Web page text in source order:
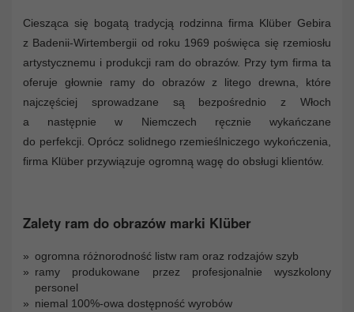
Ciesząca się bogatą tradycją rodzinna firma Klüber Gebira
z Badenii-Wirtembergii od roku 1969 poświęca się rzemiosłu
artystycznemu i produkcji ram do obrazów. Przy tym firma ta
oferuje głownie ramy do obrazów z litego drewna, które
najczęściej sprowadzane są bezpośrednio z Włoch
a następnie w Niemczech ręcznie wykańczane
do perfekcji. Oprócz solidnego rzemieślniczego wykończenia,
firma Klüber przywiązuje ogromną wagę do obsługi klientów.
Zalety ram do obrazów marki Klüber
ogromna różnorodność listw ram oraz rodzajów szyb
ramy produkowane przez profesjonalnie wyszkolony
personel
niemal 100%-owa dostępność wyrobów